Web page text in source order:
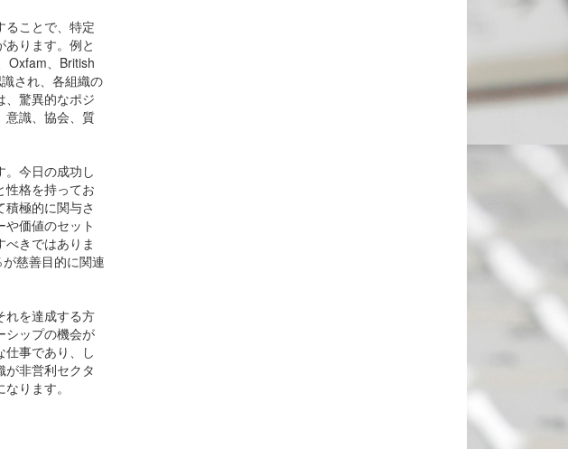
ることで、特定
ります。例と
Oxfam、British
され、各組織の
、驚異的なポジ
意識、協会、質
今日の成功し
性格を持ってお
極的に関与さ
価値のセット
きではありま
慈善目的に関連
れを達成する方
シップの機会が
仕事であり、し
が非営利セクタ
ります。